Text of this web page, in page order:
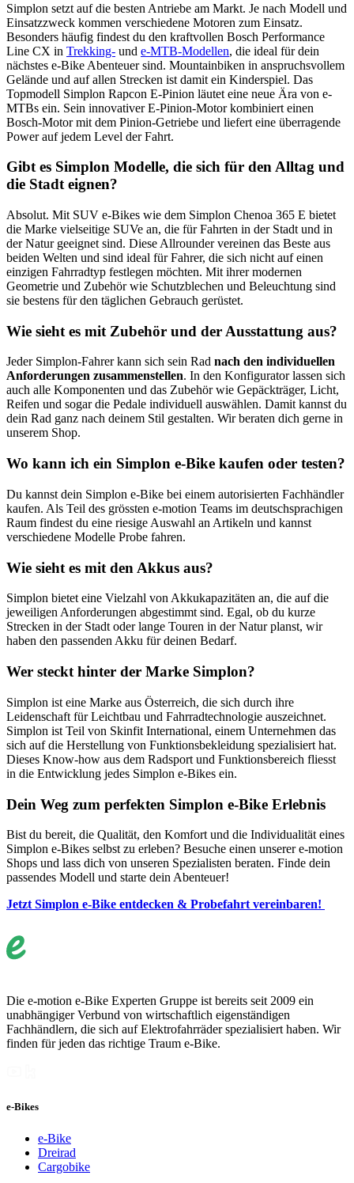
Simplon setzt auf die besten Antriebe am Markt. Je nach Modell und
Einsatzzweck kommen verschiedene Motoren zum Einsatz.
Besonders häufig findest du den kraftvollen Bosch Performance
Line CX in Trekking- und e-MTB-Modellen, die ideal für dein
nächstes e-Bike Abenteuer sind. Mountainbiken in anspruchsvollem
Gelände und auf allen Strecken ist damit ein Kinderspiel. Das
Topmodell Simplon Rapcon E-Pinion läutet eine neue Ära von e-
MTBs ein. Sein innovativer E-Pinion-Motor kombiniert einen
Bosch-Motor mit dem Pinion-Getriebe und liefert eine überragende
Power auf jedem Level der Fahrt.
Gibt es Simplon Modelle, die sich für den Alltag und
die Stadt eignen?
Absolut. Mit SUV e-Bikes wie dem Simplon Chenoa 365 E bietet
die Marke vielseitige SUVe an, die für Fahrten in der Stadt und in
der Natur geeignet sind. Diese Allrounder vereinen das Beste aus
beiden Welten und sind ideal für Fahrer, die sich nicht auf einen
einzigen Fahrradtyp festlegen möchten. Mit ihrer modernen
Geometrie und Zubehör wie Schutzblechen und Beleuchtung sind
sie bestens für den täglichen Gebrauch gerüstet.
Wie sieht es mit Zubehör und der Ausstattung aus?
Jeder Simplon-Fahrer kann sich sein Rad nach den individuellen
Anforderungen zusammenstellen. In den Konfigurator lassen sich
auch alle Komponenten und das Zubehör wie Gepäckträger, Licht,
Reifen und sogar die Pedale individuell auswählen. Damit kannst du
dein Rad ganz nach deinem Stil gestalten. Wir beraten dich gerne in
unserem Shop.
Wo kann ich ein Simplon e-Bike kaufen oder testen?
Du kannst dein Simplon e-Bike bei einem autorisierten Fachhändler
kaufen. Als Teil des grössten e-motion Teams im deutschsprachigen
Raum findest du eine riesige Auswahl an Artikeln und kannst
verschiedene Modelle Probe fahren.
Wie sieht es mit den Akkus aus?
Simplon bietet eine Vielzahl von Akkukapazitäten an, die auf die
jeweiligen Anforderungen abgestimmt sind. Egal, ob du kurze
Strecken in der Stadt oder lange Touren in der Natur planst, wir
haben den passenden Akku für deinen Bedarf.
Wer steckt hinter der Marke Simplon?
Simplon ist eine Marke aus Österreich, die sich durch ihre
Leidenschaft für Leichtbau und Fahrradtechnologie auszeichnet.
Simplon ist Teil von Skinfit International, einem Unternehmen das
sich auf die Herstellung von Funktionsbekleidung spezialisiert hat.
Dieses Know-how aus dem Radsport und Funktionsbereich fliesst
in die Entwicklung jedes Simplon e-Bikes ein.
Dein Weg zum perfekten Simplon e-Bike Erlebnis
Bist du bereit, die Qualität, den Komfort und die Individualität eines
Simplon e-Bikes selbst zu erleben? Besuche einen unserer e-motion
Shops und lass dich von unseren Spezialisten beraten. Finde dein
passendes Modell und starte dein Abenteuer!
Jetzt Simplon e-Bike entdecken & Probefahrt vereinbaren!
Die e-motion e-Bike Experten Gruppe ist bereits seit 2009 ein
unabhängiger Verbund von wirtschaftlich eigenständigen
Fachhändlern, die sich auf Elektrofahrräder spezialisiert haben. Wir
finden für jeden das richtige Traum e-Bike.
e-Bikes
e-Bike
Dreirad
Cargobike